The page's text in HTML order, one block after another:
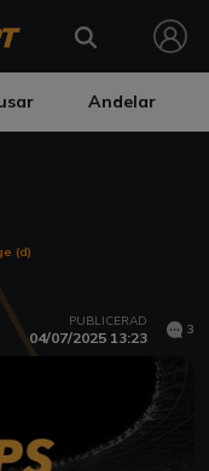
Andelar
(d)
PUBLICERAD
04/07/2025 13:23 3